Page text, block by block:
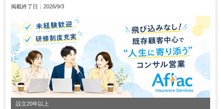
掲載終了日：2026/9/3
設立20年以上